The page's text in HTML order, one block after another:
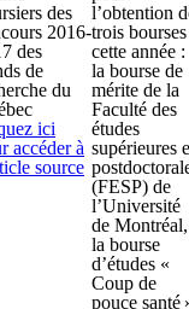
des
2016-
des
de
du
ici
accéder à
source
l’obtention
trois bourses
cette année :
la bourse de
mérite de la
Faculté des
études
supérieures
(FESP) de
l’Université
de Montréal,
la bourse
d’études «
Coup de
pouce santé